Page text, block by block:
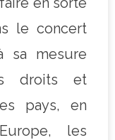
le concert
sa mesure
droits et
pays, en
les